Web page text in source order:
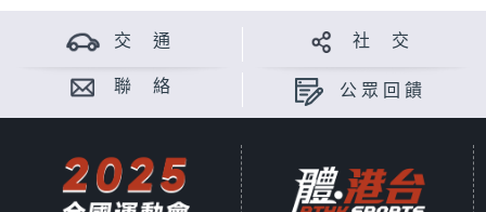
交 通 社 交
聯 絡 公眾回饋